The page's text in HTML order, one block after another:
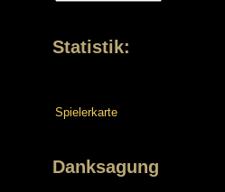
Statistik:
Spielerkarte
Danksagung